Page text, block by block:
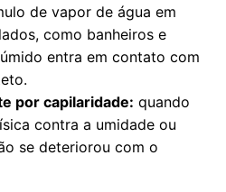
de vapor de água em
como banheiros e
entra em contato com
por capilaridade: quando
contra a umidade ou
se deteriorou com o